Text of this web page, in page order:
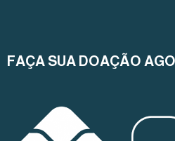
FAÇA SUA DOAÇÃO